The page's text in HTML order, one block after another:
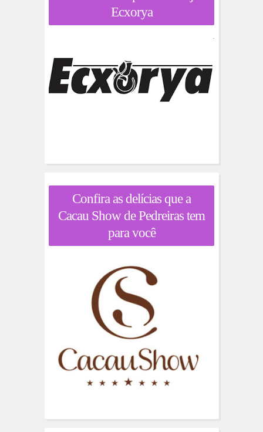
Ecxorya
Confira as delícias que a
Cacau Show de Pedreiras tem
para você